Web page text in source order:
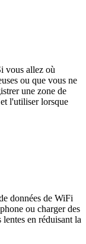
vous allez où
ou que vous ne
une zone de
l'utiliser lorsque
données de WiFi
ou charger des
en réduisant la